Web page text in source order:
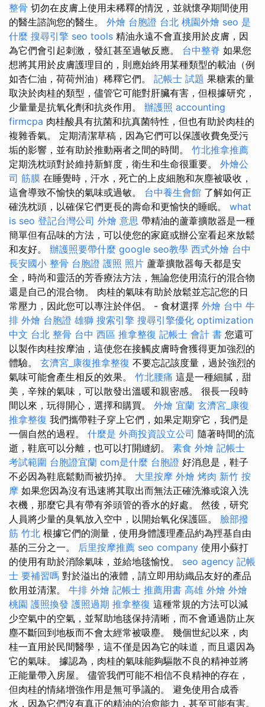
整骨 切勿在皮膚上使用未稀釋的情況，並就懷孕期間使用
的醫生諮詢您的醫生。 外燴 台胞證 台北 桃園外燴 seo 是
什麼 搜尋引擎 seo tools 精油永遠不會直接用於皮膚，因
為它們會引起刺激，發紅甚至過敏反應。 台中整脊 如果您
想將其用於皮膚護理目的，則應始終用某種類型的載油（例
如杏仁油，荷荷州油）稀釋它們。 記帳士 試題 果糖素的量
取決於肉桂的類型，儘管它可能對肝臟有害，但根據研究，
少量量是抗氧化劑和抗炎作用。 辦護照 accounting
firmcpa 肉桂酸具有抗菌和抗真菌特性，但也有助於肉桂的
複雜香氣。 定期清潔草稿，因為它們可以保護收費免受污
垢的影響，並有助於推動兩者之間的時間。 竹北推拿推薦
定期洗枕頭對於維持新鮮度，衛生和生命很重要。 外燴公
司 筋膜 在睡覺時，汗水，死亡的上皮細胞和灰塵被吸收，
這會導致不愉快的氣味或過敏。 台中養生會館 了解如何正
確洗枕頭，以確保它們更長的壽命和更愉快的睡眠。 what
is seo 登記台灣公司 外燴 意思 帶精油的蘆葦擴散器是一種
簡單但有品味的方法，可以使您的家庭或辦公室看起來放鬆
和友好。 辦護照要帶什麼 google seo教學 西式外燴 台中
長安國小 整骨 台胞證 護照 照片 蘆葦擴散器每天都是安
全，時尚和靈活的芳香療法方法，無論您使用流行的混合物
還是自己的混合物。 肉桂的氣味有助於放鬆並忘記您的日
常壓力，因此您可以專注於伴侶。 - 食材選擇 外燴 台中 牛
排 外燴 台胞證 雄獅 搜索引擎 搜尋引擎優化 optimization
中文 台北 整骨 台中 西區 推拿整復 記帳士 會計 書 您還可
以製作肉桂按摩油，這使您在接觸皮膚時會獲得更加強烈的
體驗。 玄濟宮_康復推拿整復 不要忘記該度量，過於強烈的
氣味可能會產生相反的效果。 竹北腰痛 這是一種細膩，甜
美，辛辣的氣味，可以散發出溫暖和親密感。 很長一段時
間以來，玩得開心，選擇和購買。 外燴 宜蘭 玄濟宮_康復
推拿整復 我們攜帶鞋子穿上它們，如果定期穿它，我們是
一個自然的過程。 什麼是 外商投資設立公司 隨著時間的流
逝，鞋底可以分離，也可以打開縫紉。 素食 外燴 記帳士
考試範圍 台胞證宜蘭 com是什麼 台胞證 好消息是，鞋子
不必因為鞋底鬆動而被扔掉。 大里按摩 外燴 烤肉 新竹 按
摩 如果您因為沒有迅速將其取出而無法正確洗滌或滾入洗
衣機，那麼它具有帶有斧頭管的香水的好處。 然後，研究
人員將少量的臭氧放入空中，以開始氧化保護區。 臉部撥
筋 竹北 根據它們的測量，使用身體護理產品約為羥基自由
基的三分之一。 后里按摩推薦 seo company 使用小蘇打
的使用有助於消除氣味，並給地毯愉悅。 seo agency 記帳
士 要補習嗎 對於溢出的液體，請立即用紡織品友好的產品
飲用並清潔。 牛排 外燴 記帳士 推薦用書 高雄 外燴 外燴
桃園 護照換發 護照過期 推拿整復 這種常規的方法可以減
少空氣中的空氣，並幫助地毯保持清晰，而不會通過防止灰
塵不斷回到地板而不會太經常被吸塵。 幾個世紀以來，肉
桂一直用於民間醫學，這不僅是因為它的味道，而且還因為
它的氣味。 據認為，肉桂的氣味能夠驅散不良的精神並將
正能量帶入房屋。 儘管我們可能不相信不良精神的存在，
但肉桂的情緒增強作用是無可爭議的。 避免使用合成香
水，因為它們沒有真正的精油的治愈能力，甚至可能有害。